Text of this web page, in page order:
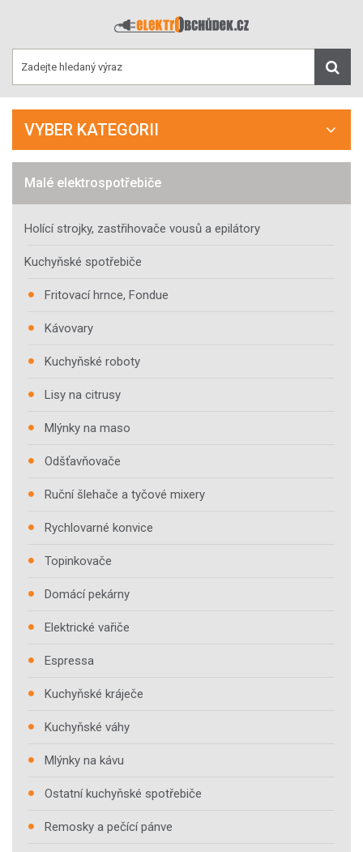
VYBER KATEGORII
Malé elektrospotřebiče
Holící strojky, zastřihovače vousů a epilátory
Kuchyňské spotřebiče
Fritovací hrnce, Fondue
Kávovary
Kuchyňské roboty
Lisy na citrusy
Mlýnky na maso
Odšťavňovače
Ruční šlehače a tyčové mixery
Rychlovarné konvice
Topinkovače
Domácí pekárny
Elektrické vařiče
Espressa
Kuchyňské kráječe
Kuchyňské váhy
Mlýnky na kávu
Ostatní kuchyňské spotřebiče
Remosky a pečící pánve